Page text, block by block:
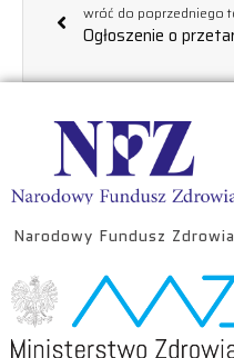
Narodowy Fundusz Zdrowia